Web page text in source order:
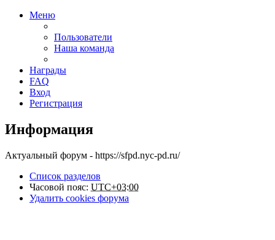
Меню
Пользователи
Наша команда
Награды
FAQ
Вход
Регистрация
Информация
Актуальный форум - https://sfpd.nyc-pd.ru/
Список разделов
Часовой пояс: UTC+03:00
Удалить cookies форума